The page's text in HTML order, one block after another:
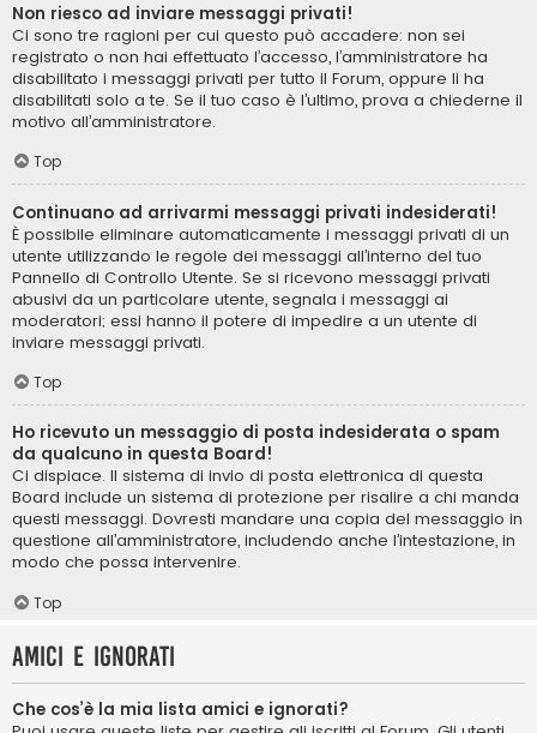
Non riesco ad inviare messaggi privati!
Ci sono tre ragioni per cui questo può accadere: non sei
registrato o non hai effettuato l’accesso, l’amministratore ha
disabilitato i messaggi privati per tutto il Forum, oppure li ha
disabilitati solo a te. Se il tuo caso è l’ultimo, prova a chiederne il
motivo all’amministratore.
Top
Continuano ad arrivarmi messaggi privati indesiderati!
È possibile eliminare automaticamente i messaggi privati ​​di un
utente utilizzando le regole dei messaggi all’interno del tuo
Pannello di Controllo Utente. Se si ricevono messaggi privati ​​
abusivi da un particolare utente, segnala i messaggi ai
moderatori; essi hanno il potere di impedire a un utente di
inviare messaggi privati​​.
Top
Ho ricevuto un messaggio di posta indesiderata o spam
da qualcuno in questa Board!
Ci dispiace. Il sistema di invio di posta elettronica di questa
Board include un sistema di protezione per risalire a chi manda
questi messaggi. Dovresti mandare una copia del messaggio in
questione all’amministratore, includendo anche l’intestazione, in
modo che possa intervenire.
Top
Amici e ignorati
Che cos’è la mia lista amici e ignorati?